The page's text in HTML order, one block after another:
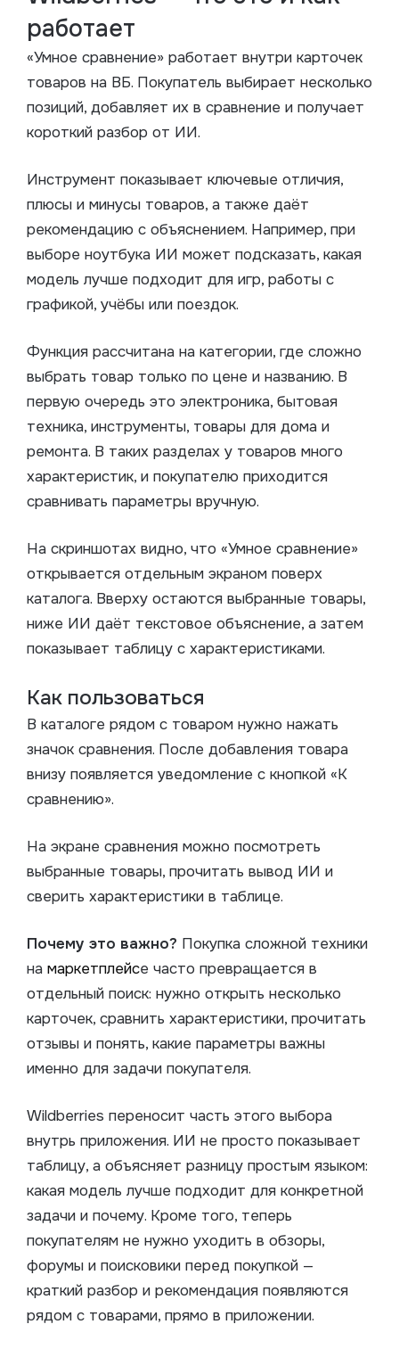
работает
«Умное сравнение» работает внутри карточек
товаров на ВБ. Покупатель выбирает несколько
позиций, добавляет их в сравнение и получает
короткий разбор от ИИ.
Инструмент показывает ключевые отличия,
плюсы и минусы товаров, а также даёт
рекомендацию с объяснением. Например, при
выборе ноутбука ИИ может подсказать, какая
модель лучше подходит для игр, работы с
графикой, учёбы или поездок.
Функция рассчитана на категории, где сложно
выбрать товар только по цене и названию. В
первую очередь это электроника, бытовая
техника, инструменты, товары для дома и
ремонта. В таких разделах у товаров много
характеристик, и покупателю приходится
сравнивать параметры вручную.
На скриншотах видно, что «Умное сравнение»
открывается отдельным экраном поверх
каталога. Вверху остаются выбранные товары,
ниже ИИ даёт текстовое объяснение, а затем
показывает таблицу с характеристиками.
Как пользоваться
В каталоге рядом с товаром нужно нажать
значок сравнения. После добавления товара
внизу появляется уведомление с кнопкой «К
сравнению».
На экране сравнения можно посмотреть
выбранные товары, прочитать вывод ИИ и
сверить характеристики в таблице.
Почему это важно? Покупка сложной техники
на маркетплейсе часто превращается в
отдельный поиск: нужно открыть несколько
карточек, сравнить характеристики, прочитать
отзывы и понять, какие параметры важны
именно для задачи покупателя.
Wildberries переносит часть этого выбора
внутрь приложения. ИИ не просто показывает
таблицу, а объясняет разницу простым языком:
какая модель лучше подходит для конкретной
задачи и почему. Кроме того, теперь
покупателям не нужно уходить в обзоры,
форумы и поисковики перед покупкой —
краткий разбор и рекомендация появляются
рядом с товарами, прямо в приложении.